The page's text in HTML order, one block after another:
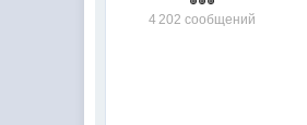
4 202 сообщений